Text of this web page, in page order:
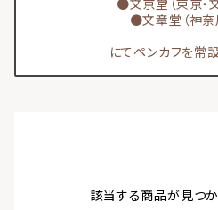
●文京堂（東京・
●文章堂（神奈
にてペンカフを常
該当する商品が見つか